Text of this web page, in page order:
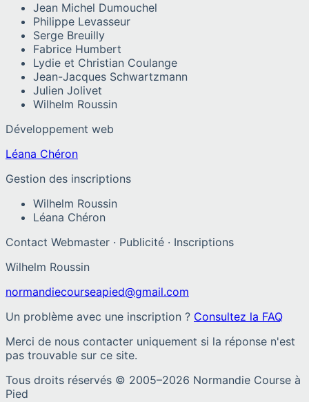
Jean Michel Dumouchel
Philippe Levasseur
Serge Breuilly
Fabrice Humbert
Lydie et Christian Coulange
Jean-Jacques Schwartzmann
Julien Jolivet
Wilhelm Roussin
Développement web
Léana Chéron
Gestion des inscriptions
Wilhelm Roussin
Léana Chéron
Contact Webmaster · Publicité · Inscriptions
Wilhelm Roussin
normandiecourseapied@gmail.com
Un problème avec une inscription ? Consultez la FAQ
Merci de nous contacter uniquement si la réponse n'est
pas trouvable sur ce site.
Tous droits réservés © 2005–2026 Normandie Course à
Pied